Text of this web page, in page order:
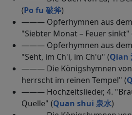
(Po fu 破斧)
——— Opferhymnen aus dem
"Siebter Monat – Feuer sinkt"
——— Opferhymnen aus dem
"Seht, im Ch'i, im Ch'ü" (Qian
——— Die Königshymnen von
herrscht im reinen Tempel" (
——— Hochzeitslieder, 4.
Quelle" (Quan shui 泉水)